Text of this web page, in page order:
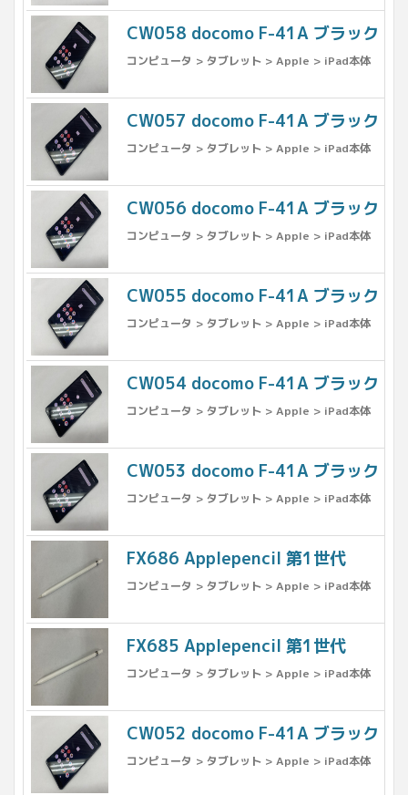
CW058 docomo F-41A ブラック
コンピュータ > タブレット > Apple > iPad本体
CW057 docomo F-41A ブラック
コンピュータ > タブレット > Apple > iPad本体
CW056 docomo F-41A ブラック
コンピュータ > タブレット > Apple > iPad本体
CW055 docomo F-41A ブラック
コンピュータ > タブレット > Apple > iPad本体
CW054 docomo F-41A ブラック
コンピュータ > タブレット > Apple > iPad本体
CW053 docomo F-41A ブラック ジ
コンピュータ > タブレット > Apple > iPad本体
FX686 Applepencil 第1世代
コンピュータ > タブレット > Apple > iPad本体
FX685 Applepencil 第1世代
コンピュータ > タブレット > Apple > iPad本体
CW052 docomo F-41A ブラック
コンピュータ > タブレット > Apple > iPad本体